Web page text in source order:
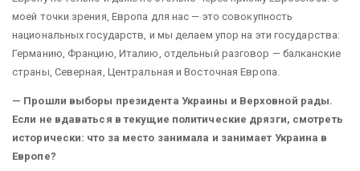
моей точки зрения, Европа для нас — это совокупность
национальных государств, и мы делаем упор на эти государства:
Германию, Францию, Италию, отдельный разговор — балканские
страны, Северная, Центральная и Восточная Европа.
— Прошли выборы президента Украины и Верховной рады.
Если не вдаваться в текущие политические дрязги, смотреть
исторически: что за место занимала и занимает Украина в
Европе?